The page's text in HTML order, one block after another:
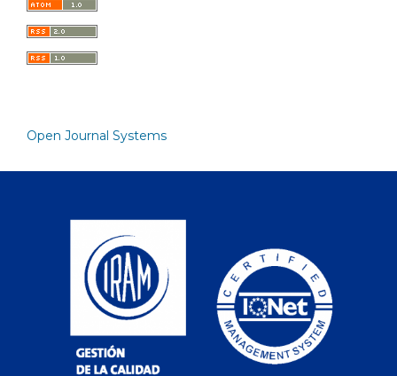
Open Journal Systems